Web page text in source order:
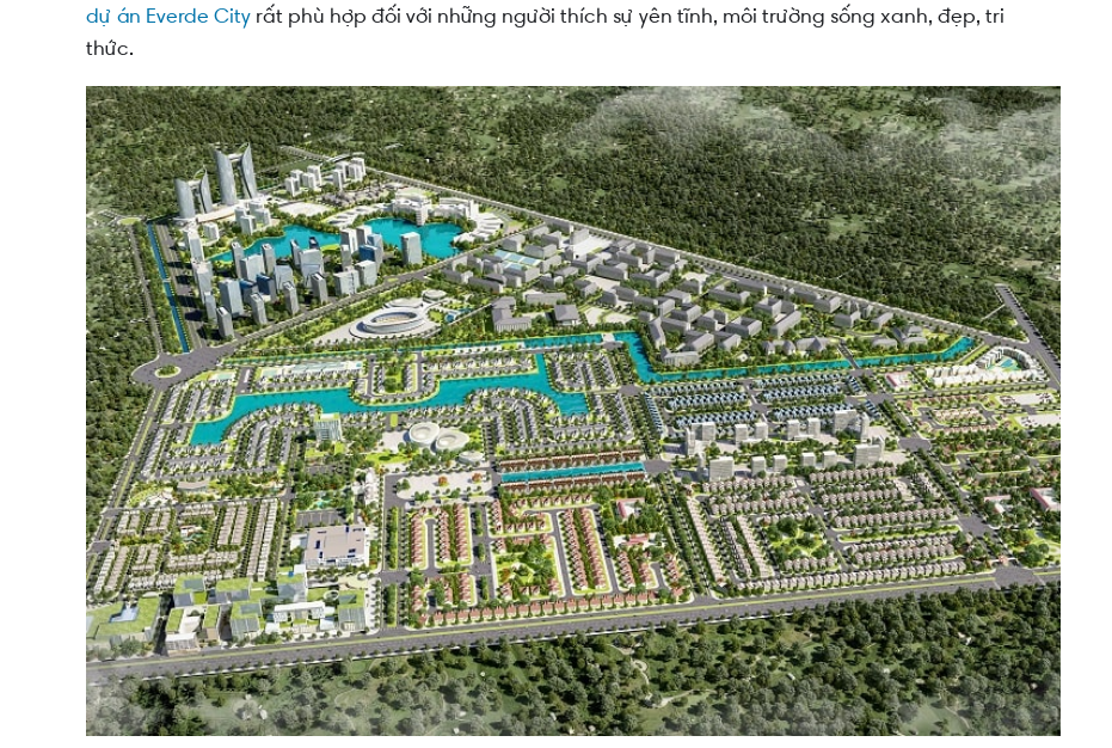
dự án Everde City rất phù hợp đối với những người thích sự yên tĩnh, môi trường sống xanh, đẹp, tri
thức.